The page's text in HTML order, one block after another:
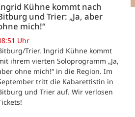
Kühne kommt nach
und Trier: „Ja, aber
mich!“
Uhr
Trier. Ingrid Kühne kommt
ihrem vierten Soloprogramm „Ja,
ohne mich!“ in die Region. Im
tritt die Kabarettistin in
und Trier auf. Wir verlosen